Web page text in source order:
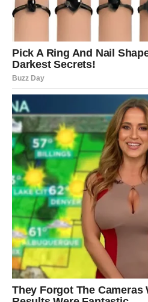
OLAKŠANJE I
Rak u prvoj polovini marta
čezne: potvrdu da nije sam.
podršku, lepe reči, ali i kroz
smiruje.
Gde dolazi sreća:
kroz ljubav,
trenutak kada shvatiš da više
terete.
U ljubavi:pomirenje,
osoba koja ti donosi mir, a ne
Na šta paziš:na vraćanje u
nazad.
Ključ sreće:“Ne dokazujem
LAV – SREĆA
PRIZNANJE,